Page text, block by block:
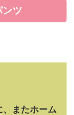
ツ
またホーム